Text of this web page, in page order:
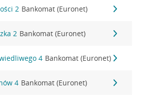
2 Bankomat (Euronet)
2 Bankomat (Euronet)
4 Bankomat (Euronet)
4 Bankomat (Euronet)